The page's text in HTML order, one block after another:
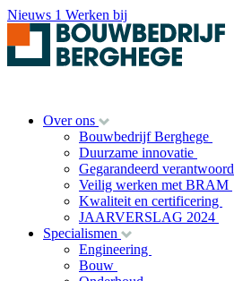
Nieuws 1 Werken bij
Over ons
Bouwbedrijf Berghege
Duurzame innovatie
Gegarandeerd verantwoord
Veilig werken met BRAM
Kwaliteit en certificering
JAARVERSLAG 2024
Specialismen
Engineering
Bouw